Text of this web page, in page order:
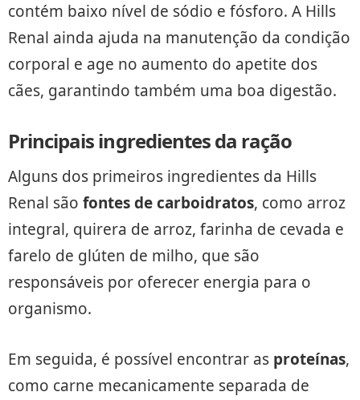
contém baixo nível de sódio e fósforo. A Hills
Renal ainda ajuda na manutenção da condição
corporal e age no aumento do apetite dos
cães, garantindo também uma boa digestão.
Principais ingredientes da ração
Alguns dos primeiros ingredientes da Hills
Renal são fontes de carboidratos, como arroz
integral, quirera de arroz, farinha de cevada e
farelo de glúten de milho, que são
responsáveis por oferecer energia para o
organismo.
Em seguida, é possível encontrar as proteínas,
como carne mecanicamente separada de